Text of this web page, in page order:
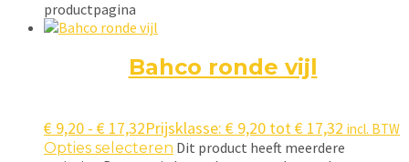
productpagina
Bahco ronde vijl
€ 9,20 - € 17,32Prijsklasse: € 9,20 tot € 17,32 incl. BTW
Opties selecteren Dit product heeft meerdere